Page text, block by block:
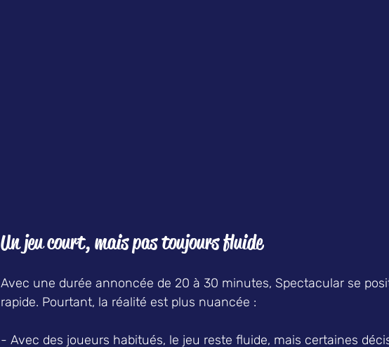
Un jeu court, mais pas toujours fluide
Avec une durée annoncée de 20 à 30 minutes, Spectacular se
rapide. Pourtant, la réalité est plus nuancée :
- Avec des joueurs habitués, le jeu reste fluide, mais certaines